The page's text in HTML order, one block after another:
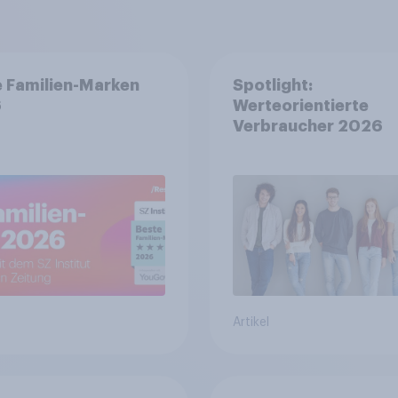
Familien-Marken
Spotlight:
Werteorientierte
Verbraucher 2026
Artikel